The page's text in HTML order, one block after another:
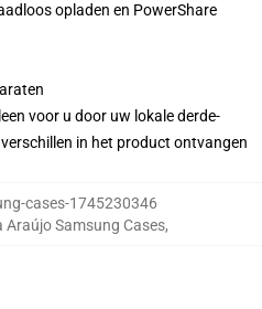
opladen en PowerShare
voor u door uw lokale derde-
in het product ontvangen
cases-1745230346
Araújo Samsung Cases,